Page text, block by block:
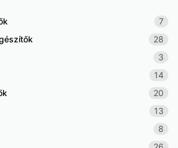
7
28
3
14
20
13
8